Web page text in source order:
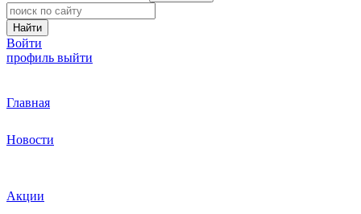
Найти
Войти
профиль выйти
Главная
Новости
Акции